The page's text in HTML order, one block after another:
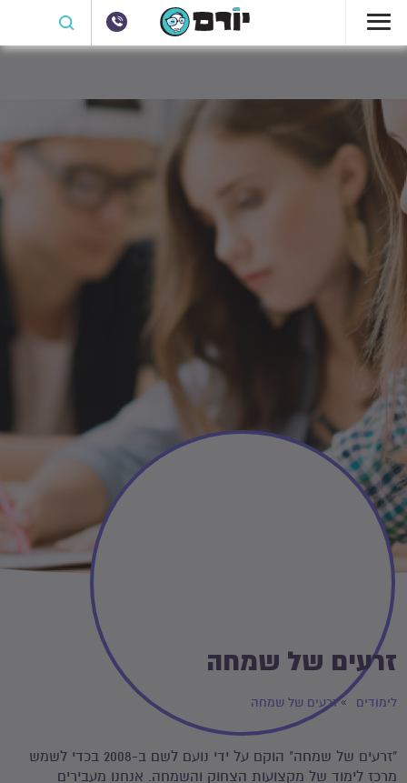
זרעים של שמחה
לימודים זרעים של שמחה
"זרעים של שמחה" הוקם על ידי נועם לשם ב-2008 בכדי לשמש
מרכז לימוד של מקצועות הצחוק והשמחה. אנחנו מעבירים